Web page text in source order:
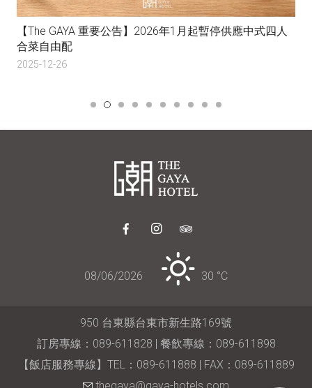
【The GAYA 重要公告】2026年1月起暫停供應中式四人
合菜自由配
2025-12-26
08/06/2026 30 °C
950 台東縣台東市新生路169號
訂房專線：089-611828 | 餐飲專線：089-611898
【飯店服務專線】TEL：089-611888 | FAX：089-611889